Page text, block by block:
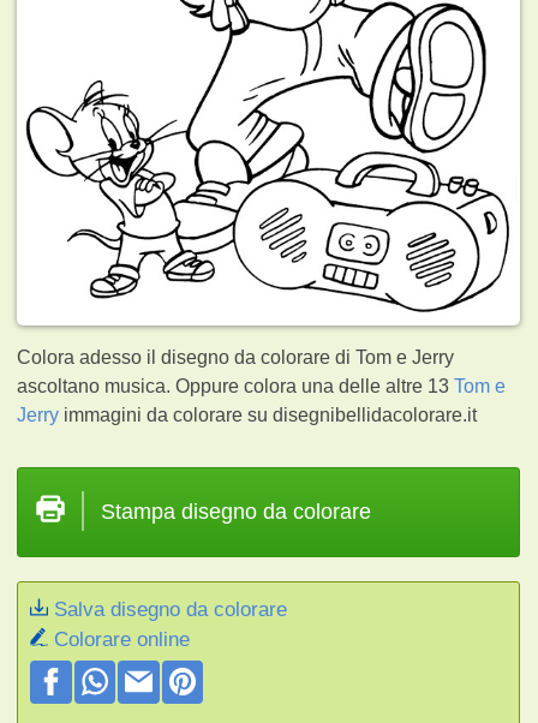
Colora adesso il disegno da colorare di Tom e Jerry
ascoltano musica. Oppure colora una delle altre 13Tom e
Jerry immagini da colorare su disegnibellidacolorare.it
Stampa disegno da colorare
Salva disegno da colorare
Colorare online